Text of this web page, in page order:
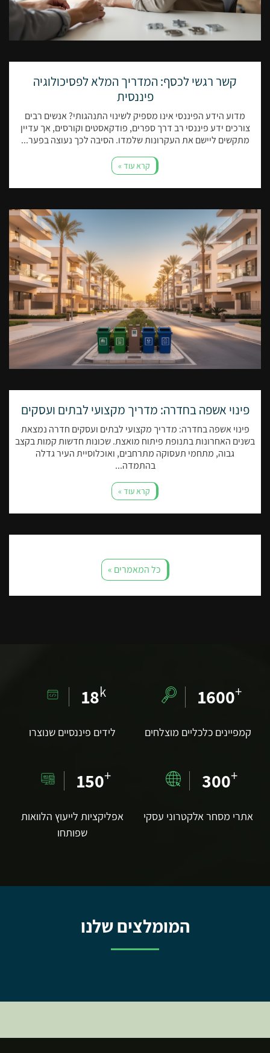
קשר רגשי לכסף: המדריך המלא לפסיכולוגיה
פיננסית
מדוע הידע הפיננסי אינו מספיק לשינוי התנהגותי? אנשים רבים
צורכים ידע פיננסי רב דרך ספרים, פודקאסטים וקורסים, אך עדיין
מתקשים ליישם את העקרונות שלמדו. הסיבה לכך נעוצה בפער...
קרא עוד »
פינוי אשפה בחדרה: מדריך מקצועי לבתים ועסקים
פינוי אשפה בחדרה: מדריך מקצועי לבתים ועסקים חדרה נמצאת
בשנים האחרונות בתנופת פיתוח מואצת. שכונות חדשות קמות בקצב
גבוה, מתחמי תעסוקה מתרחבים, ואוכלוסיית העיר גדלה
בהתמדה...
קרא עוד »
כל המאמרים »
1600+
קמפיינים כלכליים מוצלחים
18k
לידים פיננסיים שנוצרו
300+
אתרי מסחר אלקטרוני עסקי
150+
אפליקציות לייעוץ הלוואות
שפותחו
המומלצים שלנו